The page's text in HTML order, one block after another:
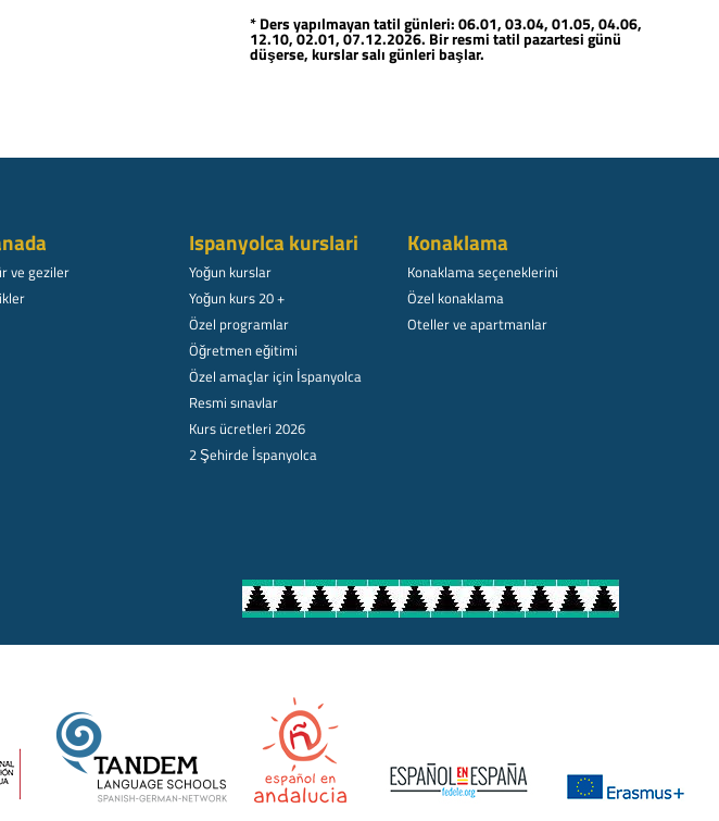
* Ders yapılmayan tatil günleri: 06.01, 03.04, 01.05, 04.06,
12.10, 02.01, 07.12.2026. Bir resmi tatil pazartesi günü
düşerse, kurslar salı günleri başlar.
ve geziler
Ispanyolca kurslari
Yoğun kurslar
Yoğun kurs 20 +
Özel programlar
Öğretmen eğitimi
Özel amaçlar için İspanyolca
Resmi sınavlar
Kurs ücretleri 2026
2 Şehirde İspanyolca
Konaklama
Konaklama seçeneklerini
Özel konaklama
Oteller ve apartmanlar